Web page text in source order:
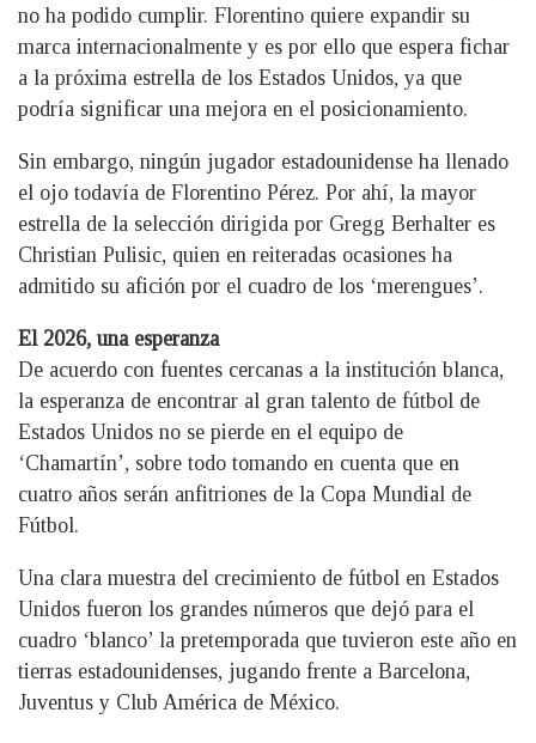
no ha podido cumplir. Florentino quiere expandir su
marca internacionalmente y es por ello que espera fichar
a la próxima estrella de los Estados Unidos, ya que
podría significar una mejora en el posicionamiento.
Sin embargo, ningún jugador estadounidense ha llenado
el ojo todavía de Florentino Pérez. Por ahí, la mayor
estrella de la selección dirigida por Gregg Berhalter es
Christian Pulisic, quien en reiteradas ocasiones ha
admitido su afición por el cuadro de los ‘merengues’.
El 2026, una esperanza
De acuerdo con fuentes cercanas a la institución blanca,
la esperanza de encontrar al gran talento de fútbol de
Estados Unidos no se pierde en el equipo de
‘Chamartín’, sobre todo tomando en cuenta que en
cuatro años serán anfitriones de la Copa Mundial de
Fútbol.
Una clara muestra del crecimiento de fútbol en Estados
Unidos fueron los grandes números que dejó para el
cuadro ‘blanco’ la pretemporada que tuvieron este año en
tierras estadounidenses, jugando frente a Barcelona,
Juventus y Club América de México.